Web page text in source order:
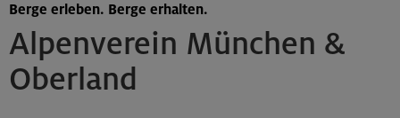
Alpenverein München &
Oberland
Berge erleben. Berge erhalten.